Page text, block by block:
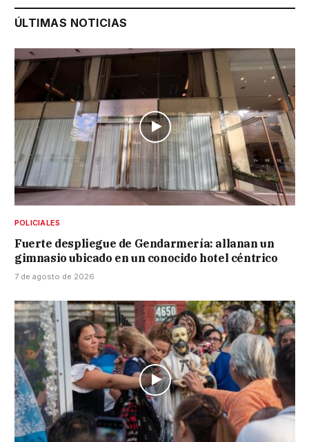
ÚLTIMAS NOTICIAS
POLICIALES
Fuerte despliegue de Gendarmería: allanan un
gimnasio ubicado en un conocido hotel céntrico
7 de agosto de 2026